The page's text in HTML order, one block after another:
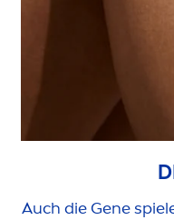
Auch die Gene